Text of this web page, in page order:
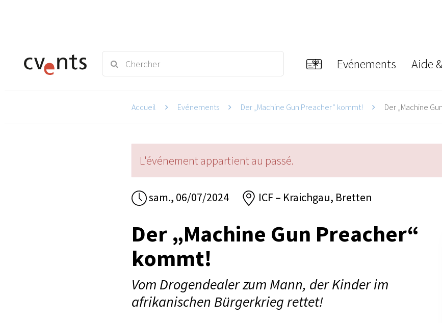
Evénements Aide
Accueil Evénements Der „Machine Gun Preacher“ kommt! Der „Machine
L'événement appartient au passé.
sam., 06/07/2024 ICF – Kraichgau, Bretten
Der „Machine Gun Preacher“
kommt!
Vom Drogendealer zum Mann, der Kinder im
afrikanischen Bürgerkrieg rettet!